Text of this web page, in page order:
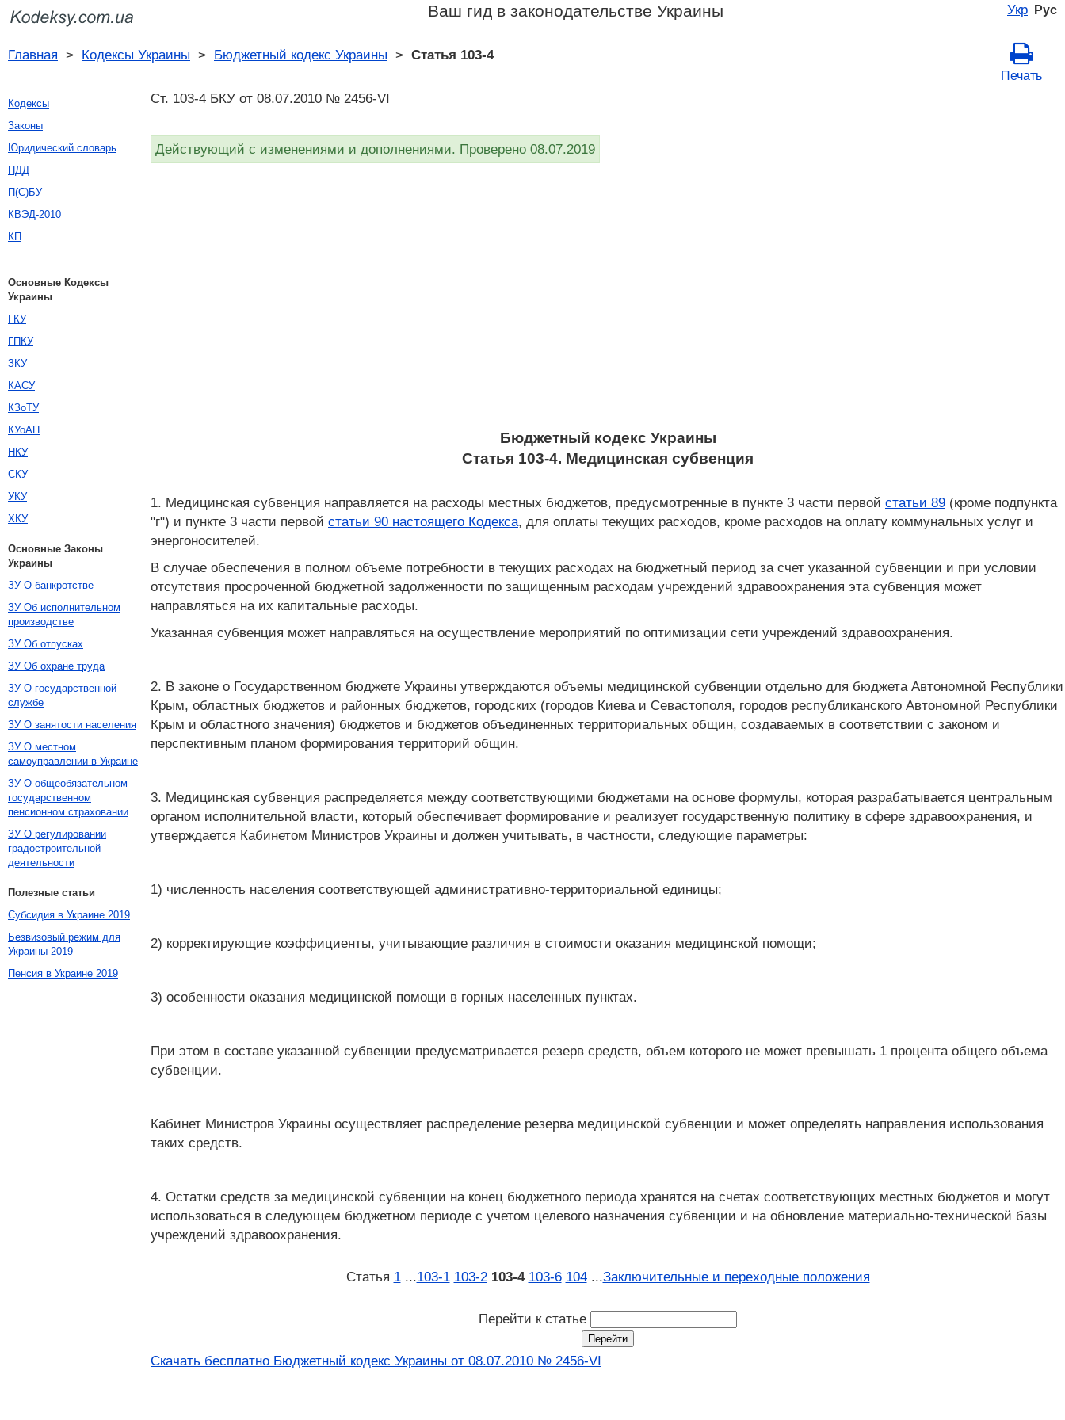
Укр Рус
Ваш гид в законодательстве Украины
Главная > Кодексы Украины > Бюджетный кодекс Украины > Статья 103-4
Печать
Ст. 103-4 БКУ от 08.07.2010 № 2456-VI
Действующий с изменениями и дополнениями. Проверено 08.07.2019
Бюджетный кодекс Украины
Статья 103-4. Медицинская субвенция
1. Медицинская субвенция направляется на расходы местных бюджетов, предусмотренные в пункте 3 части первой статьи 89 (кроме подпункта
"г") и пункте 3 части первой статьи 90 настоящего Кодекса, для оплаты текущих расходов, кроме расходов на оплату коммунальных услуг и
энергоносителей.
В случае обеспечения в полном объеме потребности в текущих расходах на бюджетный период за счет указанной субвенции и при условии
отсутствия просроченной бюджетной задолженности по защищенным расходам учреждений здравоохранения эта субвенция может
направляться на их капитальные расходы.
Указанная субвенция может направляться на осуществление мероприятий по оптимизации сети учреждений здравоохранения.
2. В законе о Государственном бюджете Украины утверждаются объемы медицинской субвенции отдельно для бюджета Автономной Республики
Крым, областных бюджетов и районных бюджетов, городских (городов Киева и Севастополя, городов республиканского Автономной Республики
Крым и областного значения) бюджетов и бюджетов объединенных территориальных общин, создаваемых в соответствии с законом и
перспективным планом формирования территорий общин.
3. Медицинская субвенция распределяется между соответствующими бюджетами на основе формулы, которая разрабатывается центральным
органом исполнительной власти, который обеспечивает формирование и реализует государственную политику в сфере здравоохранения, и
утверждается Кабинетом Министров Украины и должен учитывать, в частности, следующие параметры:
1) численность населения соответствующей административно-территориальной единицы;
2) корректирующие коэффициенты, учитывающие различия в стоимости оказания медицинской помощи;
3) особенности оказания медицинской помощи в горных населенных пунктах.
При этом в составе указанной субвенции предусматривается резерв средств, объем которого не может превышать 1 процента общего объема
субвенции.
Кабинет Министров Украины осуществляет распределение резерва медицинской субвенции и может определять направления использования
таких средств.
4. Остатки средств за медицинской субвенции на конец бюджетного периода хранятся на счетах соответствующих местных бюджетов и могут
использоваться в следующем бюджетном периоде с учетом целевого назначения субвенции и на обновление материально-технической базы
учреждений здравоохранения.
Статья 1 ...103‑1 103‑2 103‑4 103‑6 104 ...Заключительные и переходные положения
Перейти к статье
Скачать бесплатно Бюджетный кодекс Украины от 08.07.2010 № 2456-VI
Кодексы
Законы
Юридический словарь
ПДД
П(С)БУ
КВЭД-2010
КП
Основные Кодексы
Украины
ГКУ
ГПКУ
ЗКУ
КАСУ
КЗоТУ
КУоАП
НКУ
СКУ
УКУ
ХКУ
Основные Законы
Украины
ЗУ О банкротстве
ЗУ Об исполнительном
производстве
ЗУ Об отпусках
ЗУ Об охране труда
ЗУ О государственной
службе
ЗУ О занятости населения
ЗУ О местном
самоуправлении в Украине
ЗУ О общеобязательном
государственном
пенсионном страховании
ЗУ О регулировании
градостроительной
деятельности
Полезные статьи
Субсидия в Украине 2019
Безвизовый режим для
Украины 2019
Пенсия в Украине 2019